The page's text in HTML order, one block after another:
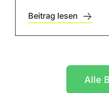
Beitrag lesen
Alle